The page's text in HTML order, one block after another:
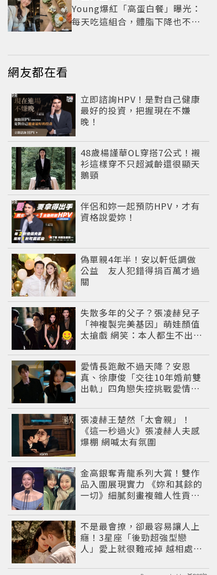
Young爆紅「高蛋白餐」曝光：
每天吃這組合，體脂下降也不怕
網友都在看
立即諮詢HPV！是對自己健康
最好的投資，把握現在不嫌
晚！
PR
48歲楊謹華OL穿搭7公式！襯
衫這樣穿不只超減齡還很顯天
鵝頸
伴侶和妳一起預防HPV，才有
資格說愛妳！
PR
偽單親4年半！安以軒低調做
公益 友人犯錯得捐百萬才過
關
失散多年的父子？張凌赫兒子
「神複製完美基因」萌娃顏值
太搶戲 網笑：本人都生不出這
愛情長跑敵不過天降？安恩
真、徐康俊「交往10年婚前雙
出軌」四角戀失控挑戰愛情底
張凌赫王楚然「太會親」！
《這一秒過火》張凌赫人夫感
爆棚 網喊太有氛圍
金高銀奪青龍系列大賞！雙作
品入圍展現實力 《妳和其餘的
一切》細膩刻畫複雜人性貢獻
不是最會撩，卻最容易讓人上
癮！3星座「後勁超強型戀
人」愛上就很難戒掉 越相處越